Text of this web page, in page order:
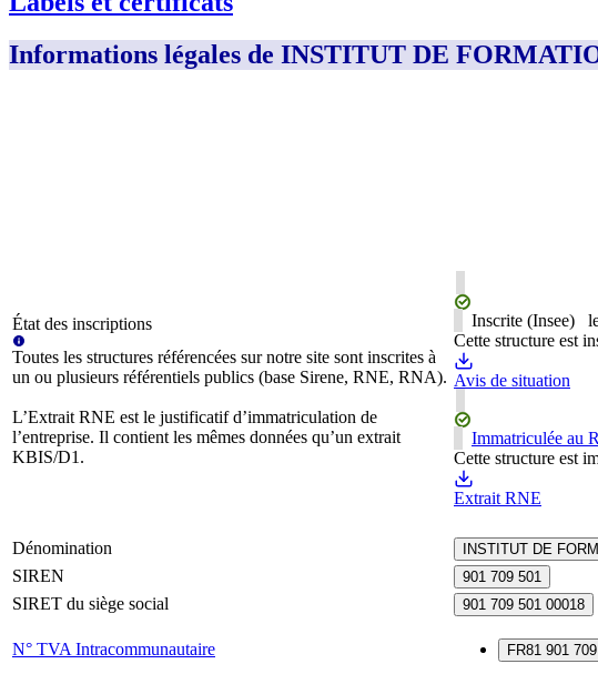
Informations légales de INSTITUT DE
État des inscriptions
Toutes les structures référencées sur notre site sont inscrites à
un ou plusieurs référentiels publics (base Sirene, RNE, RNA).
L’Extrait RNE est le justificatif d’immatriculation de
l’entreprise. Il contient les mêmes données qu’un extrait
KBIS/D1.
Inscrite (Insee)
Cette structure est
Avis de situation
Immatriculée au
Cette structure est
Extrait RNE
Dénomination INSTITUT DE
SIREN 901 709 501
SIRET du siège social 901 709 501 00018
N° TVA Intracommunautaire FR81 901